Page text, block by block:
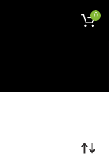
0